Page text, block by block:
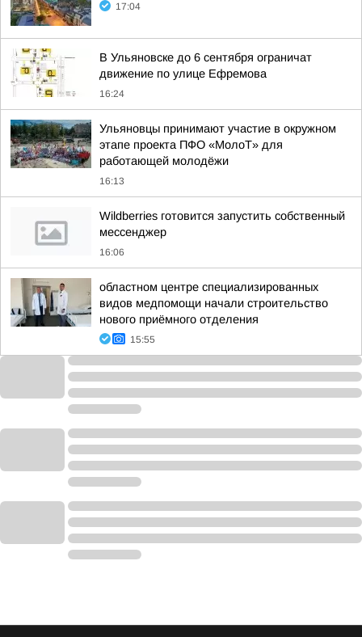
17:04
В Ульяновске до 6 сентября ограничат
движение по улице Ефремова
16:24
Ульяновцы принимают участие в окружном
этапе проекта ПФО «МолоТ» для
работающей молодёжи
16:13
Wildberries готовится запустить собственный
мессенджер
16:06
областном центре специализированных
видов медпомощи начали строительство
нового приёмного отделения
15:55